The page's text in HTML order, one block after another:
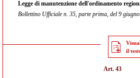
Legge di manutenzione dell'ordinamento
Bollettino Ufficiale n. 35, parte prima, del 9
il
Art. 43